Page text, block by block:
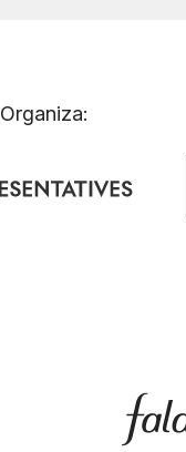
Organiza: